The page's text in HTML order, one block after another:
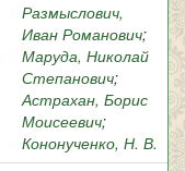
Размыслович,
Иван Романович;
Маруда, Николай
Степанович;
Астрахан, Борис
Моисеевич;
Кононученко, Н. В.